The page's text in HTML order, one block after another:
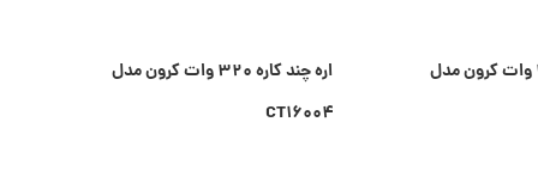
اره افقی بر ۱۰۱۰ وات کرون مدل
اره چند کاره ۳۲۰ وات کرون مدل
CT۱۶۰۰۴